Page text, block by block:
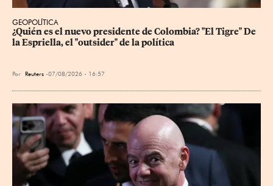
GEOPOLÍTICA
¿Quién es el nuevo presidente de Colombia? "El Tigre" De
la Espriella, el "outsider" de la política
Por Reuters 07/08/2026 - 16:57